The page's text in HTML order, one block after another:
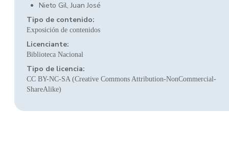
Nieto Gil, Juan José
Tipo de contenido:
Exposición de contenidos
Licenciante:
Biblioteca Nacional
Tipo de licencia:
CC BY-NC-SA (Creative Commons Attribution-NonCommercial-
ShareAlike)